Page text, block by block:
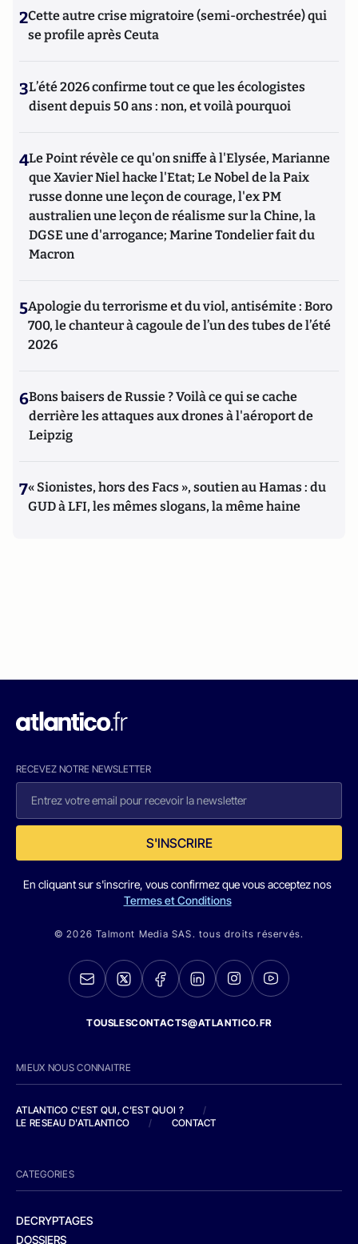
2Cette autre crise migratoire (semi-orchestrée) qui
se profile après Ceuta
3L’été 2026 confirme tout ce que les écologistes
disent depuis 50 ans : non, et voilà pourquoi
4Le Point révèle ce qu'on sniffe à l'Elysée, Marianne
que Xavier Niel hacke l'Etat; Le Nobel de la Paix
russe donne une leçon de courage, l'ex PM
australien une leçon de réalisme sur la Chine, la
DGSE une d'arrogance; Marine Tondelier fait du
Macron
5Apologie du terrorisme et du viol, antisémite : Boro
700, le chanteur à cagoule de l’un des tubes de l’été
2026
6Bons baisers de Russie ? Voilà ce qui se cache
derrière les attaques aux drones à l'aéroport de
Leipzig
7« Sionistes, hors des Facs », soutien au Hamas : du
GUD à LFI, les mêmes slogans, la même haine
RECEVEZ NOTRE NEWSLETTER
S'INSCRIRE
En cliquant sur s'inscrire, vous confirmez que vous acceptez nos
Termes et Conditions
© 2026 Talmont Media SAS. tous droits réservés.
TOUSLESCONTACTS@ATLANTICO.FR
MIEUX NOUS CONNAITRE
ATLANTICO C'EST QUI, C'EST QUOI ?
/
LE RESEAU D'ATLANTICO
/ CONTACT
CATEGORIES
DECRYPTAGES
DOSSIERS